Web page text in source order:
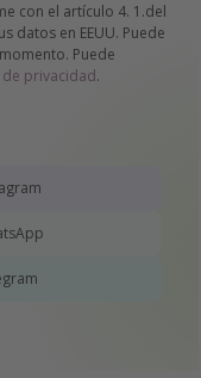
con el artículo 4. 1.del
datos en EEUU. Puede
Puede
privacidad.